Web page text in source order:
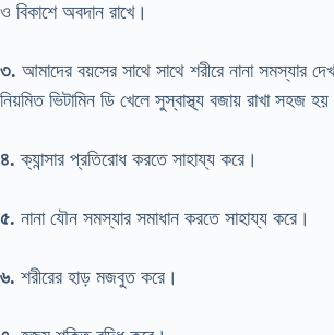
ও বিকাশে অবদান রাখে।
৩. আমাদের বয়সের সাথে সাথে শরীরে নানা সমস্যার
নিয়মিত ভিটামিন ডি খেলে সুস্বাস্থ্য বজায় রাখা সহজ
৪. ক্যান্সার প্রতিরোধ করতে সাহায্য করে।
৫. নানা যৌন সমস্যার সমাধান করতে সাহায্য করে।
৬. শরীরের হাড় মজবুত করে।